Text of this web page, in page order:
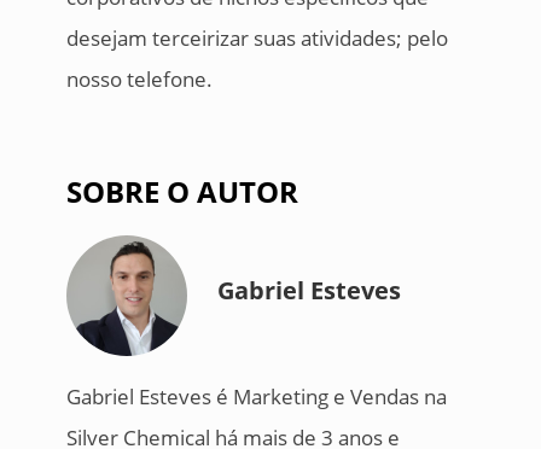
desejam terceirizar suas atividades; pelo
nosso telefone.
SOBRE O AUTOR
Gabriel Esteves
Gabriel Esteves é Marketing e Vendas na
Silver Chemical há mais de 3 anos e